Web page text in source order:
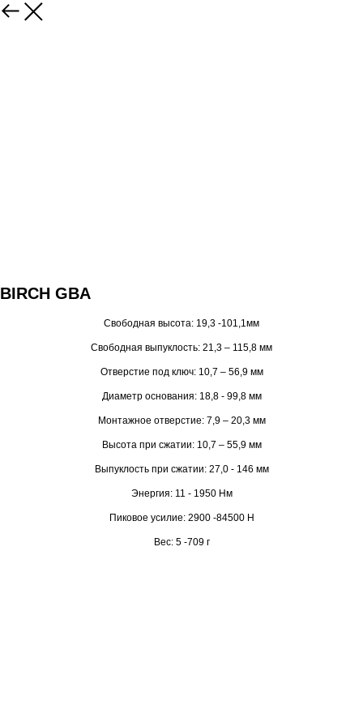
BIRCH GBA
Свободная высота: 19,3 -101,1мм
Свободная выпуклость: 21,3 – 115,8 мм
Отверстие под ключ: 10,7 – 56,9 мм
Диаметр основания: 18,8 - 99,8 мм
Монтажное отверстие: 7,9 – 20,3 мм
Высота при сжатии: 10,7 – 55,9 мм
Выпуклость при сжатии: 27,0 - 146 мм
Энергия: 11 - 1950 Нм
Пиковое усилие: 2900 -84500 Н
Вес: 5 -709 г